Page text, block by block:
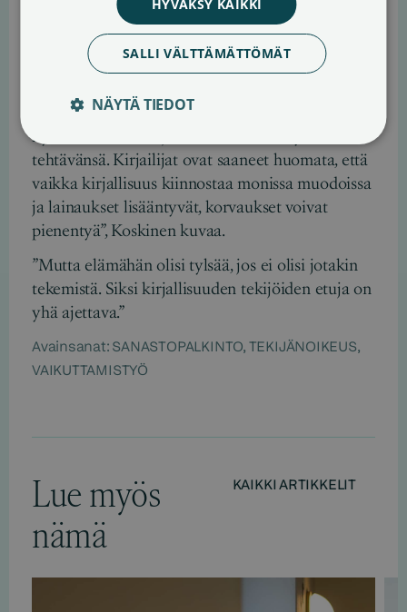
toteutumista.
Työ kirjallisuuden tekijöiden hyväksi jatkuu
edelleen. ”Lainauskorvauksen tason nosto
saavutus, mutta siitäkin alkaa olla jo liki
kymmenen vuotta ja inflaatio on tehnyt
tehtävänsä. Kirjailijat ovat saaneet huomata, että
vaikka kirjallisuus kiinnostaa monissa muodoissa
ja lainaukset lisääntyvät, korvaukset voivat
pienentyä”, Koskinen kuvaa.
”Mutta elämähän olisi tylsää, jos ei olisi jotakin
tekemistä. Siksi kirjallisuuden tekijöiden etuja on
yhä ajettava.”
Avainsanat: SANASTOPALKINTO, TEKIJÄNOIKEUS,
VAIKUTTAMISTYÖ
Lue myös
nämä
KAIKKI ARTIKKELIT
HYVÄKSY KAIKKI
SALLI VÄLTTÄMÄTTÖMÄT
NÄYTÄ TIEDOT